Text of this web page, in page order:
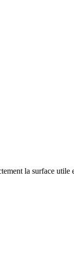
la surface